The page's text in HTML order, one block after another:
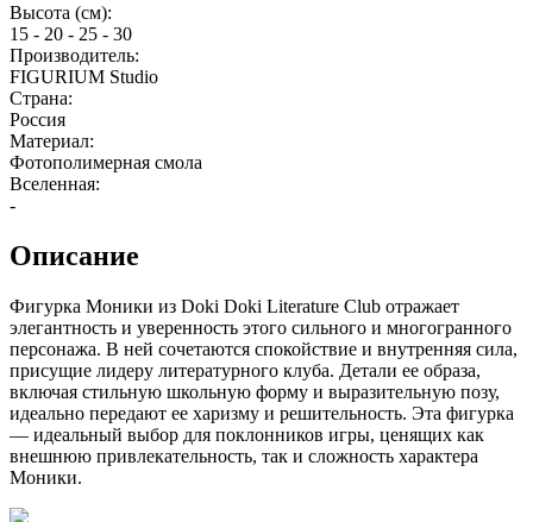
Высота (см):
15 - 20 - 25 - 30
Производитель:
FIGURIUM Studio
Страна:
Россия
Материал:
Фотополимерная смола
Вселенная:
-
Описание
Фигурка Моники из Doki Doki Literature Club отражает
элегантность и уверенность этого сильного и многогранного
персонажа. В ней сочетаются спокойствие и внутренняя сила,
присущие лидеру литературного клуба. Детали ее образа,
включая стильную школьную форму и выразительную позу,
идеально передают ее харизму и решительность. Эта фигурка
— идеальный выбор для поклонников игры, ценящих как
внешнюю привлекательность, так и сложность характера
Моники.